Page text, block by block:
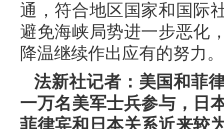
通，符合地区国家和国际
避免海峡局势进一步恶化
降温继续作出应有的努力。
法新社记者：美国和菲
一万名美军士兵参与，日
菲律宾和日本关系近来较